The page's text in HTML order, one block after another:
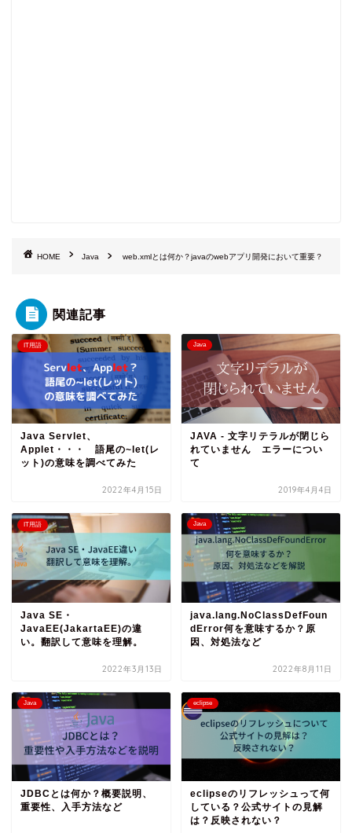
HOME Java web.xmlとは何か？javaのwebアプリ開発において重要？
関連記事
IT用語
Java Servlet、
Applet・・・ 語尾の~let(レ
ット)の意味を調べてみた
2022年4月15日
Java
JAVA - 文字リテラルが閉じら
れていません エラーについ
て
2019年4月4日
IT用語
Java SE・
JavaEE(JakartaEE)の違
い。翻訳して意味を理解。
2022年3月13日
Java
java.lang.NoClassDefFoun
dError何を意味するか？原
因、対処法など
2022年8月11日
Java
JDBCとは何か？概要説明、
重要性、入手方法など
eclipse
eclipseのリフレッシュって何
している？公式サイトの見解
は？反映されない？